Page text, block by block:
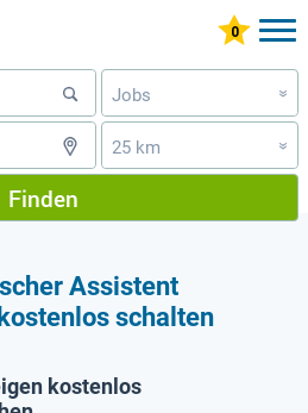
Jobs »
25 km »
Finden
Assistent
schalten
kostenlos